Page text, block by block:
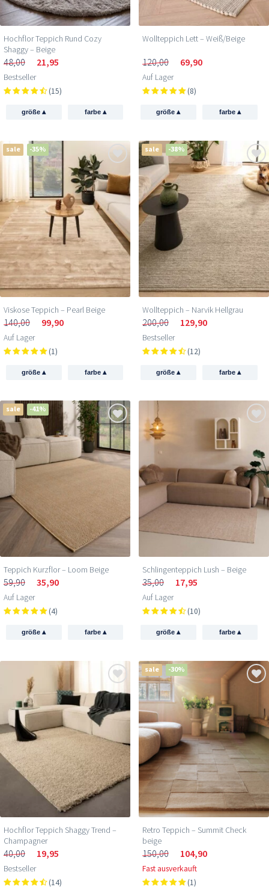
Hochflor Teppich Rund Cozy
Shaggy – Beige
48,00 21,95
Bestseller
(15)
größe▴ farbe ▴
Wollteppich Lett – Weiß/Beige
120,00 69,90
Auf Lager
(8)
größe▴ farbe ▴
sale -35%
Viskose Teppich – Pearl Beige
140,00 99,90
Auf Lager
(1)
größe▴ farbe ▴
sale -38%
Wollteppich – Narvik Hellgrau
200,00 129,90
Bestseller
(12)
größe▴ farbe ▴
sale -41%
Teppich Kurzflor – Loom Beige
59,90 35,90
Auf Lager
(4)
größe▴ farbe ▴
Schlingenteppich Lush – Beige
35,00 17,95
Auf Lager
(10)
größe▴ farbe ▴
Hochflor Teppich Shaggy Trend –
Champagner
40,00 19,95
Bestseller
(14)
sale -30%
Retro Teppich – Summit Check
beige
150,00 104,90
Fast ausverkauft
(1)